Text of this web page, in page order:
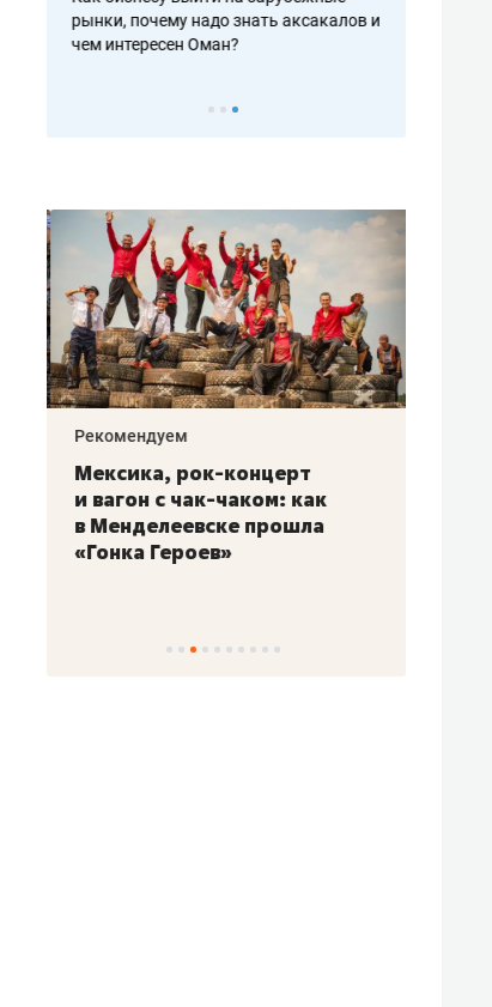
рынки, почему надо знать аксакалов и
чем интересен Оман?
Рекомендуем
Мексика, рок-концерт
и вагон с чак-чаком: как
в Менделеевске прошла
«Гонка Героев»